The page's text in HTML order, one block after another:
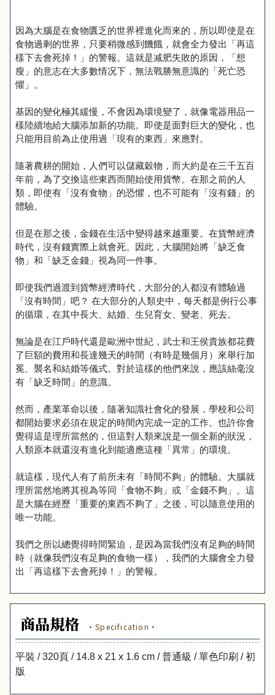
因為大腦是在食物匱乏的世界裡進化而來的，所以即使是在
食物過剩的世界，只要稍微感到饑餓，就會全力發出「再這
樣下去會死掉！」的警報。這就是减肥失敗的原因，「想
瘦」的意志在大多數情况下，無法戰勝無意識的「死亡恐
懼」。
基因的變化極其緩慢，不會因為環境變了，就像電器用品一
樣陸續地給大腦添加新的功能。即使是面對巨大的變化，也
只能用目前為止使用過「現有的東西」來應對。
隨著農耕的開始，人們可以儲藏穀物，而大約是在三千五百
年前，為了交換這些東西而開始使用貨幣。在那之前的人
類，即使有「沒有食物」的恐懼，也不可能有「沒有錢」的
體驗。
但是在那之後，金錢在生活中變得越來越重要。在貨幣經濟
時代，沒有錢實際上就會死。因此，大腦開始將「缺乏食
物」和「缺乏金錢」視為同一件事。
即使我們過渡到貨幣經濟時代，大部分的人都沒有體驗過
「沒有時間」吧？ 在大部分的人類史中，每天都是例行公事
的循環，在其中長大、結婚、生兒育女、變老、死去。
無論是在江戶時代還是歐洲中世紀，武士和王侯貴族都花費
了巨額的費用和長達幾天的時間（有時是幾個月）來舉行加
冕、襲名和結婚等儀式。對於這樣的他們來說，應該絲毫沒
有「缺乏時間」的意識。
然而，產業革命以後，隨著知識社會化的發展，學校和公司
都開始要求必須在規定的時間內完成一定的工作。也許你會
覺得這是理所當然的，但這對人類來說是一個全新的狀況，
人類原本就還沒有進化到能適應這種「異常」的環境。
就這樣，現代人有了前所未有「時間不夠」的體驗。大腦就
理所當然地將其視為等同「食物不夠」或「金錢不夠」。這
是大腦在經歷「重要的東西不夠了」之後，可以隨意使用的
唯一功能。
我們之所以總覺得時間緊迫，是因為當我們沒有足夠的時間
時（就像我們沒有足夠的食物一樣），我們的大腦會全力發
出「再這樣下去會死掉！」的警報。
商品規格 ·Specification·
平裝 / 320頁 / 14.8 x 21 x 1.6 cm / 普通級 / 單色印刷 / 初
版